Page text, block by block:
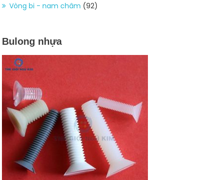
Vòng bi - nam châm (92)
Bulong nhựa